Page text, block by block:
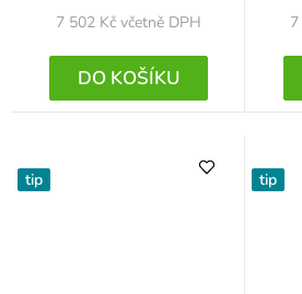
7 502 Kč včetně DPH
DO KOŠÍKU
tip tip